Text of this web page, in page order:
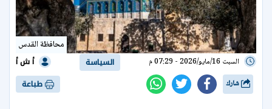
محافظة القدس
السبت 16/مايو/2026 - 07:29 م السياسة أ ش أ
طباعة